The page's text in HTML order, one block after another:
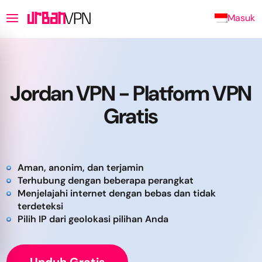
Masuk
Jordan VPN - Platform VPN
Gratis
Aman, anonim, dan terjamin
Terhubung dengan beberapa perangkat
Menjelajahi internet dengan bebas dan tidak
terdeteksi
Pilih IP dari geolokasi pilihan Anda